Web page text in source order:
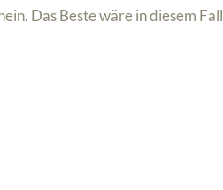
Das Beste wäre in diesem Fall